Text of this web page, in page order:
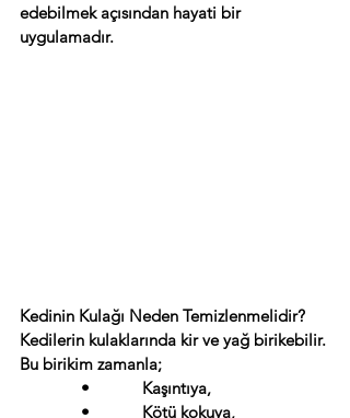
edebilmek açısından hayati bir
uygulamadır.
Kedinin Kulağı Neden Temizlenmelidir?
Kedilerin kulaklarında kir ve yağ birikebilir.
Bu birikim zamanla;
•            Kaşıntıya,
•            Kötü kokuya,